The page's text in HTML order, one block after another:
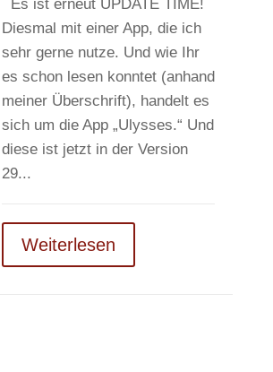
Es ist erneut UPDATE TIME!
Diesmal mit einer App, die ich
sehr gerne nutze. Und wie Ihr
es schon lesen konntet (anhand
meiner Überschrift), handelt es
sich um die App „Ulysses.“ Und
diese ist jetzt in der Version
29...
Weiterlesen